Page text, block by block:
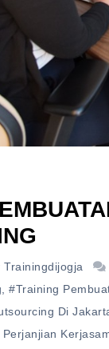
Trainingdijogja
#training
Di